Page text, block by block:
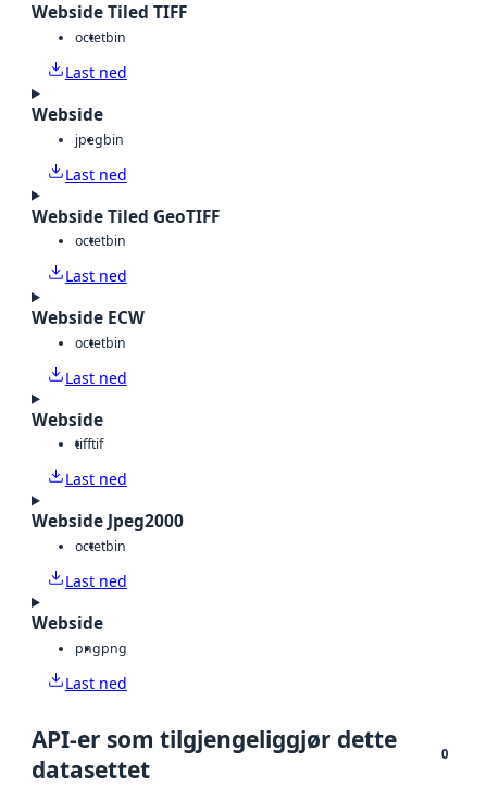
Webside Tiled TIFF
octetbin
Last ned
Webside
jpegbin
Last ned
Webside Tiled GeoTIFF
octetbin
Last ned
Webside ECW
octetbin
Last ned
Webside
tifftif
Last ned
Webside Jpeg2000
octetbin
Last ned
Webside
pngpng
Last ned
API-er som tilgjengeliggjør dette
datasettet
0